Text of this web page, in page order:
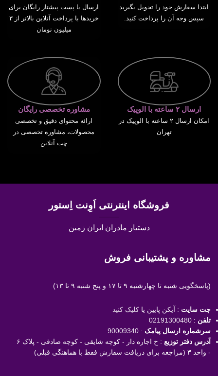
ابتدا سفارش خود را تحویل بگیرید
سپس وجه آن را پرداخت کنید.
ارسال با پست پیشتاز رایگان برای
خریدها با پرداخت آنلاین بالاتر از ۳
میلیون تومان
ارسال ۲ ساعته با الوپیک
امکان ارسال ۲ ساعته با الوپیک در
تهران
مشاوره تخصصی رایگان
ارائه محتوای دقیق و تخصصی
محصولات، مشاوره تخصصی در
چت آنلاین
فروشگاه اینترنتی اَوِنت اِستور
دستیار مادران ایران زمین
مشاوره و پشتیبانی فروش
(پاسخگویی شنبه تا چهارشنبه ۹ تا ۱۷ و پنج شنبه ۹ تا ۱۳)
چت سایت : آیکن پایین یا کلیک کنید
تلفن :
02191300480
سرشماره ارسال پیامک :
90009340
آدرس دفتر توزیع
: خ اجاره دار - کوچه شایقی - کوچه صادقی - پلاک ۶
- واحد ۳ (مراجعه برای دریافت سفارش فقط با هماهنگی قبلی)